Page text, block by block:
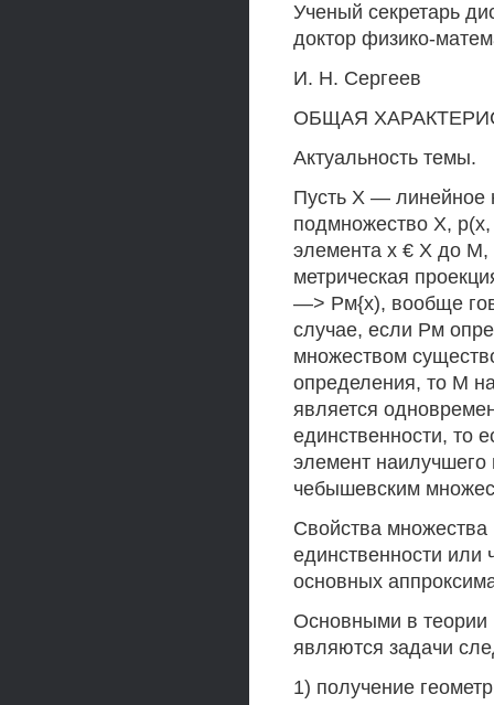
Ученый секретарь
доктор физико-
И. Н. Сергеев
ОБЩАЯ
Актуальность темы.
Пусть X — линейное
подмножество X,
элемента х € X до
метрическая
—> Рм{х), вообще
случае, если Рм
множеством
определения, то М
является
единственности, то
элемент
чебышевским
Свойства
единственности или
основных
Основными в теории
являются задачи
1) получение